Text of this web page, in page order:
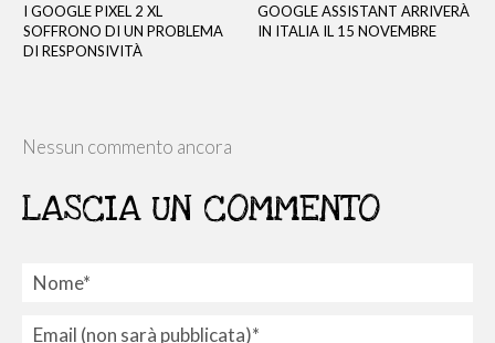
I GOOGLE PIXEL 2 XL
SOFFRONO DI UN PROBLEMA
DI RESPONSIVITÀ
GOOGLE ASSISTANT ARRIVERÀ
IN ITALIA IL 15 NOVEMBRE
Nessun commento ancora
LASCIA UN COMMENTO